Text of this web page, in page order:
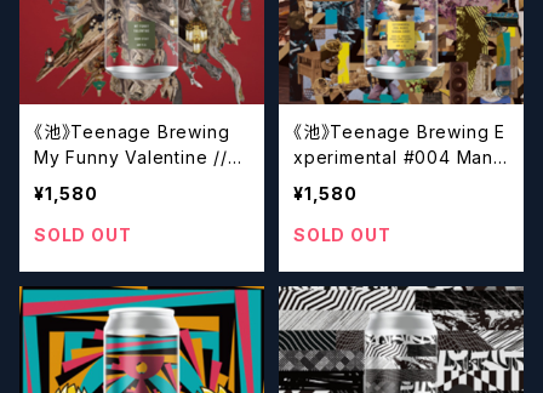
《池》Teenage Brewing
My Funny Valentine //
マイファニーヴァレンタイン
【クラフトビール】
¥1,580
SOLD OUT
《池》Teenage Brewing E
xperimental #004 Mang
o , Banana , Curry // エ
クスペリメンタルシリーズ＃
００４マンゴー、バナナ、カレ
¥1,580
SOLD OUT